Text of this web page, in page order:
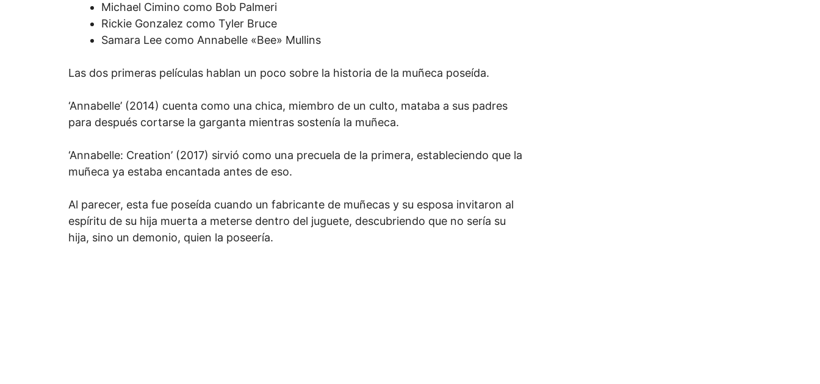
Michael Cimino como Bob Palmeri
Rickie Gonzalez como Tyler Bruce
Samara Lee como Annabelle «Bee» Mullins
Las dos primeras películas hablan un poco sobre la historia de la muñeca poseída.
‘Annabelle’ (2014) cuenta como una chica, miembro de un culto, mataba a sus padres
para después cortarse la garganta mientras sostenía la muñeca.
‘Annabelle: Creation’ (2017) sirvió como una precuela de la primera, estableciendo que la
muñeca ya estaba encantada antes de eso.
Al parecer, esta fue poseída cuando un fabricante de muñecas y su esposa invitaron al
espíritu de su hija muerta a meterse dentro del juguete, descubriendo que no sería su
hija, sino un demonio, quien la poseería.